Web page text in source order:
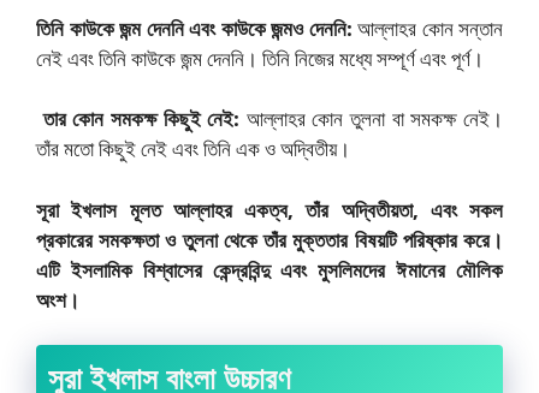
তিনি কাউকে জন্ম দেননি এবং কাউকে জন্মও দেননি: আল্লাহর কোন সন্তান
নেই এবং তিনি কাউকে জন্ম দেননি। তিনি নিজের মধ্যে সম্পূর্ণ এবং পূর্ণ।
তার কোন সমকক্ষ কিছুই নেই: আল্লাহর কোন তুলনা বা সমকক্ষ নেই।
তাঁর মতো কিছুই নেই এবং তিনি এক ও অদ্বিতীয়।
সূরা ইখলাস মূলত আল্লাহর একত্ব, তাঁর অদ্বিতীয়তা, এবং সকল
প্রকারের সমকক্ষতা ও তুলনা থেকে তাঁর মুক্ততার বিষয়টি পরিষ্কার করে।
এটি ইসলামিক বিশ্বাসের কেন্দ্রবিন্দু এবং মুসলিমদের ঈমানের মৌলিক
অংশ।
সুরা ইখলাস বাংলা উচ্চারণ